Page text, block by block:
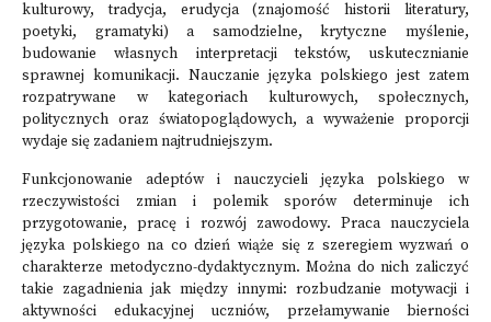
kulturowy, tradycja, erudycja (znajomość historii literatury,
poetyki, gramatyki) a samodzielne, krytyczne myślenie,
budowanie własnych interpretacji tekstów, uskutecznianie
sprawnej komunikacji. Nauczanie języka polskiego jest zatem
rozpatrywane w kategoriach kulturowych, społecznych,
politycznych oraz światopoglądowych, a wyważenie proporcji
wydaje się zadaniem najtrudniejszym.
Funkcjonowanie adeptów i nauczycieli języka polskiego w
rzeczywistości zmian i polemik sporów determinuje ich
przygotowanie, pracę i rozwój zawodowy. Praca nauczyciela
języka polskiego na co dzień wiąże się z szeregiem wyzwań o
charakterze metodyczno-dydaktycznym. Można do nich zaliczyć
takie zagadnienia jak między innymi: rozbudzanie motywacji i
aktywności edukacyjnej uczniów, przełamywanie bierności